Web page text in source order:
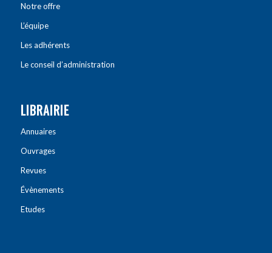
Notre offre
L’équipe
Les adhérents
Le conseil d’administration
LIBRAIRIE
Annuaires
Ouvrages
Revues
Évènements
Etudes